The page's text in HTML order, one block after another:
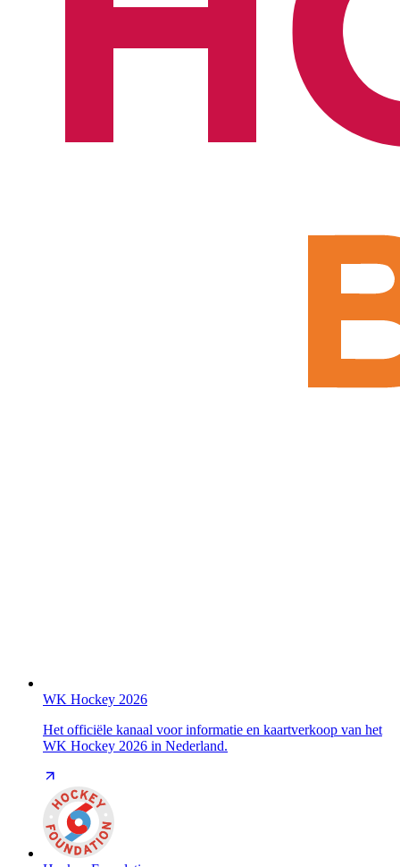
WK Hockey 2026
Het officiële kanaal voor informatie en kaartverkoop van het
WK Hockey 2026 in Nederland.